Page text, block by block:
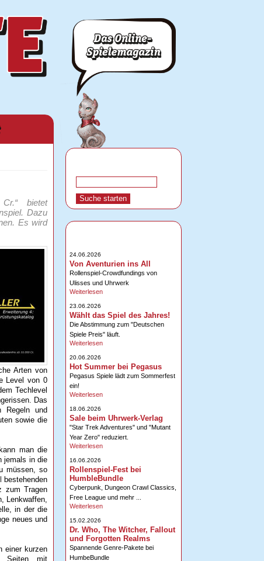
bietet
Dazu
Es wird
Arten von
Level von 0
Techlevel
Das
Regeln und
sowie die
man die
jemals in die
müssen, so
bestehenden
zum Tragen
Lenkwaffen,
in der die
neues und
einer kurzen
Seiten mit
24.06.2026
Von Aventurien ins All
Rollenspiel-Crowdfundings von
Ulisses und Uhrwerk
Weiterlesen
23.06.2026
Wählt das Spiel des Jahres!
Die Abstimmung zum "Deutschen
Spiele Preis" läuft.
Weiterlesen
20.06.2026
Hot Summer bei Pegasus
Pegasus Spiele lädt zum Sommerfest
ein!
Weiterlesen
18.06.2026
Sale beim Uhrwerk-Verlag
"Star Trek Adventures" und "Mutant
Year Zero" reduziert.
Weiterlesen
16.06.2026
Rollenspiel-Fest bei
HumbleBundle
Cyberpunk, Dungeon Crawl Classics,
Free League und mehr ...
Weiterlesen
15.02.2026
Dr. Who, The Witcher, Fallout
und Forgotten Realms
Spannende Genre-Pakete bei
HumbeBundle